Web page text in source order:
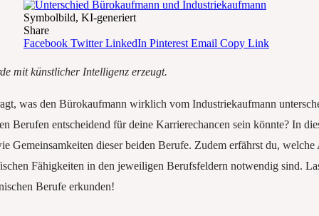
Symbolbild, KI-generiert
Share
Facebook Twitter LinkedIn Pinterest Email Copy Link
mit künstlicher Intelligenz erzeugt.
was den Bürokaufmann wirklich vom Industriekaufmann
Berufen entscheidend für deine Karrierechancen sein könnte? In
Gemeinsamkeiten dieser beiden Berufe. Zudem erfährst du,
Fähigkeiten in den jeweiligen Berufsfeldern notwendig sind.
Berufe erkunden!